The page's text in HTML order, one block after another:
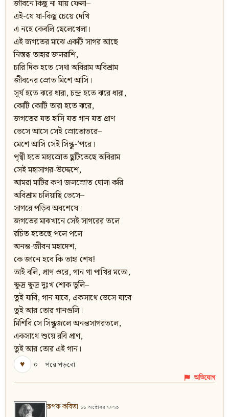
জীবনে কিছু না যায় ফেলা–
এই-যে যা-কিছু চেয়ে দেখি
এ নহে কেবলি ছেলেখেলা।
এই জগতের মাঝে একটি সাগর আছে
নিস্তব্ধ তাহার জলরাশি,
চারি দিক হতে সেথা অবিরাম অবিশ্রাম
জীবনের স্রোত মিশে আসি।
সূর্য হতে ঝরে ধারা, চন্দ্র হতে ঝরে ধারা,
কোটি কোটি তারা হতে ঝরে,
জগতের যত হাসি যত গান যত প্রাণ
ভেসে আসে সেই স্রোতোভরে–
মেশে আসি সেই সিন্ধু-’পরে।
পৃথ্বী হতে মহাস্রোত ছুটিতেছে অবিরাম
সেই মহাসাগর-উদ্দেশে,
আমরা মাটির কণা জলস্রোত ঘোলা করি
অবিশ্রাম চলিয়াছি ভেসে–
সাগরে পড়িব অবশেষে।
জগতের মাঝখানে সেই সাগরের তলে
রচিত হতেছে পলে পলে
অনন্ত-জীবন মহাদেশ,
কে জানে হবে কি তাহা শেষ!
তাই বলি, প্রাণ ওরে, গান গা পাখির মতো,
ক্ষুদ্র ক্ষুদ্র দুঃখ শোক ভুলি–
তুই যাবি, গান যাবে, একসাথে ভেসে যাবে
তুই আর তোর গানগুলি।
মিশিবি সে সিন্ধুজলে অনন্তসাগরতলে,
একসাথে শুয়ে রবি প্রাণ,
তুই আর তোর এই গান।
♥
০ পরে পড়বো
অভিযোগ
রূপক কবিতা ১১ অক্টোবর ২০২৩